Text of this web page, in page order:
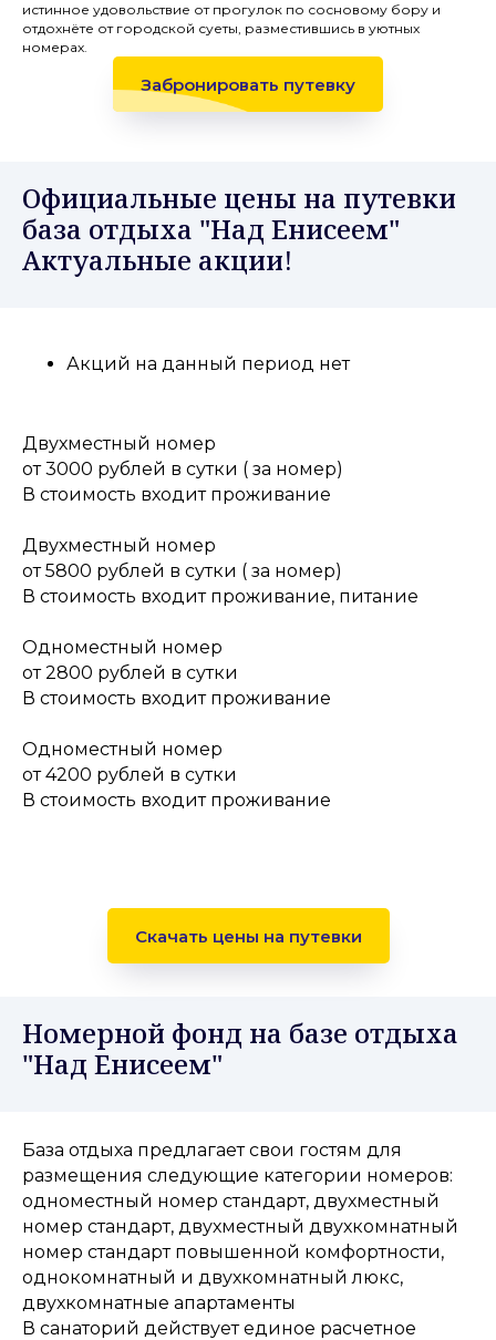
истинное удовольствие от прогулок по сосновому бору и
отдохнёте от городской суеты, разместившись в уютных
номерах.
Забронировать путевку
Официальные цены на путевки
база отдыха "Над Енисеем"
Актуальные акции!
Акций на данный период нет
Двухместный номер
от 3000 рублей в сутки ( за номер)
В стоимость входит проживание
Двухместный номер
от 5800 рублей в сутки ( за номер)
В стоимость входит проживание, питание
Одноместный номер
от 2800 рублей в сутки
В стоимость входит проживание
Одноместный номер
от 4200 рублей в сутки
В стоимость входит проживание
Скачать цены на путевки
Номерной фонд на базе отдыха
"Над Енисеем"
База отдыха предлагает свои гостям для
размещения следующие категории номеров:
одноместный номер стандарт, двухместный
номер стандарт, двухместный двухкомнатный
номер стандарт повышенной комфортности,
однокомнатный и двухкомнатный люкс,
двухкомнатные апартаменты
В санаторий действует единое расчетное